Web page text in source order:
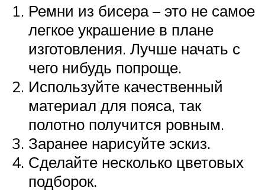
Ремни из бисера – это не самое
легкое украшение в плане
изготовления. Лучше начать с
чего нибудь попроще.
Используйте качественный
материал для пояса, так
полотно получится ровным.
Заранее нарисуйте эскиз.
Сделайте несколько цветовых
подборок.